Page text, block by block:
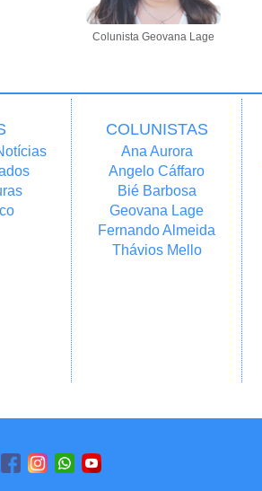
Colunista Geovana Lage
COLUNISTAS
Ana Aurora
Angelo Cáffaro
Bié Barbosa
Geovana Lage
Fernando Almeida
Thávios Mello